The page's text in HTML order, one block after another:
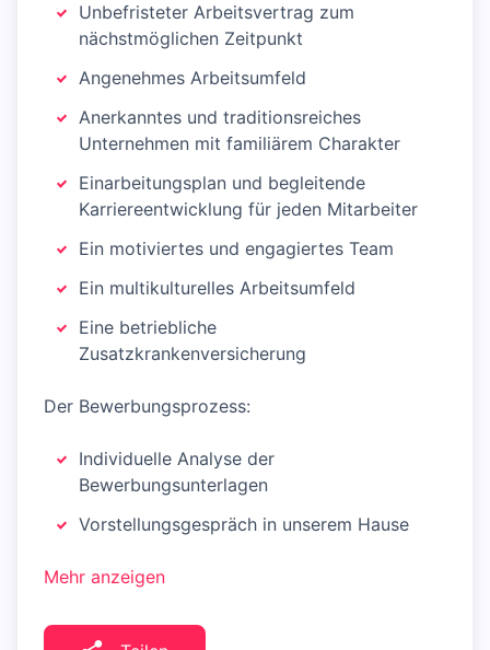
Unbefristeter Arbeitsvertrag zum
nächstmöglichen Zeitpunkt
Angenehmes Arbeitsumfeld
Anerkanntes und traditionsreiches
Unternehmen mit familiärem Charakter
Einarbeitungsplan und begleitende
Karriereentwicklung für jeden Mitarbeiter
Ein motiviertes und engagiertes Team
Ein multikulturelles Arbeitsumfeld
Eine betriebliche
Zusatzkrankenversicherung
Der Bewerbungsprozess:
Individuelle Analyse der
Bewerbungsunterlagen
Vorstellungsgespräch in unserem Hause
Mehr anzeigen